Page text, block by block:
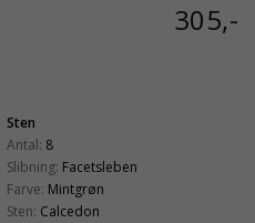
305,-
Sten
Antal: 8
Slibning: Facetsleben
Farve: Mintgrøn
Sten: Calcedon